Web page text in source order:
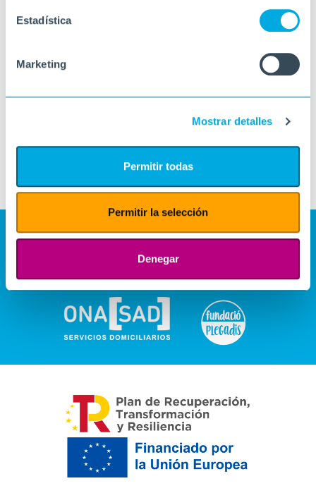
Estadística
Marketing
Mostrar detalles
Permitir todas
Permitir la selección
Denegar